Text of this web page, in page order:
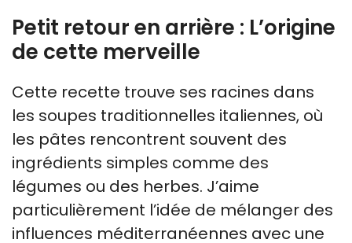
Petit retour en arrière : L’origine
de cette merveille
Cette recette trouve ses racines dans
les soupes traditionnelles italiennes, où
les pâtes rencontrent souvent des
ingrédients simples comme des
légumes ou des herbes. J’aime
particulièrement l’idée de mélanger des
influences méditerranéennes avec une